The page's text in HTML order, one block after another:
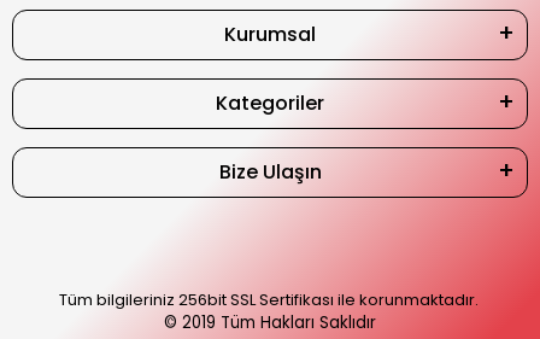
Kurumsal
Kategoriler
Bize Ulaşın
Tüm bilgileriniz 256bit SSL Sertifikası ile korunmaktadır.
© 2019 Tüm Hakları Saklıdır